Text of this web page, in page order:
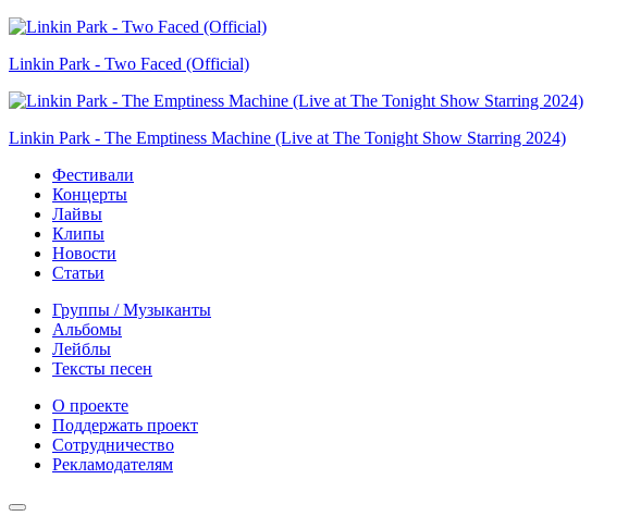
Linkin Park - Two Faced (Official)
Linkin Park - The Emptiness Machine (Live at The Tonight Show Starring 2024)
Фестивали
Концерты
Лайвы
Клипы
Новости
Статьи
Группы / Музыканты
Альбомы
Лейблы
Тексты песен
О проекте
Поддержать проект
Сотрудничество
Рекламодателям